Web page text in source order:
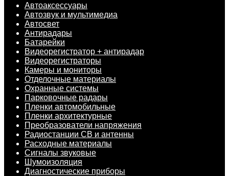
Автоаксессуары
Автозвук и мультимедиа
Автосвет
Антирадары
Батарейки
Видеорегистратор + антирадар
Видеорегистраторы
Камеры и мониторы
Отделочные материалы
Охранные системы
Парковочные радары
Пленки автомобильные
Пленки архитектурные
Преобразователи напряжения
Радиостанции CB и антенны
Расходные материалы
Сигналы звуковые
Шумоизоляция
Диагностические приборы